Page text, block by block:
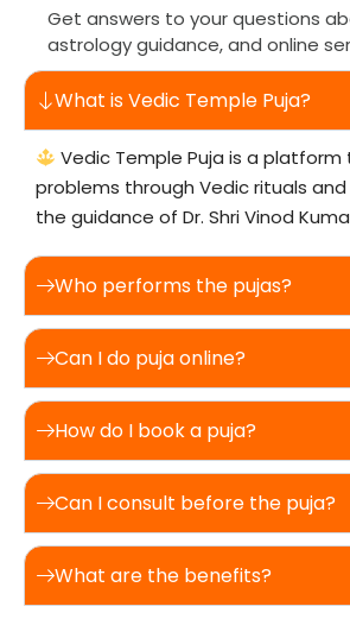
Get answers to your questions
astrology guidance, and online
What is Vedic Temple Puja?
Vedic Temple Puja is a platform
problems through Vedic rituals
the guidance of Dr. Shri Vinod
Who performs the pujas?
Can I do puja online?
How do I book a puja?
Can I consult before the puja?
What are the benefits?